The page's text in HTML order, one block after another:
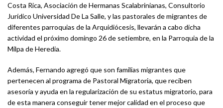
Costa Rica, Asociación de Hermanas Scalabrinianas, Consultorio
Jurídico Universidad De La Salle, y las pastorales de migrantes de
diferentes parroquias de la Arquidiócesis, llevarán a cabo dicha
actividad el próximo domingo 26 de setiembre, en la Parroquia de la
Milpa de Heredia.
Además, Fernando agregó que son familias migrantes que
pertenecen al programa de Pastoral Migratoria, que reciben
asesoría y ayuda en la regularización de su estatus migratorio, para
de esta manera conseguir tener mejor calidad en el proceso que